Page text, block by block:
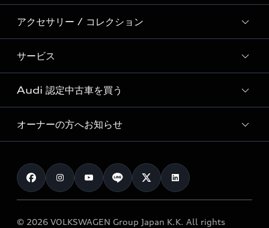
Audi Sport
Formula 1®
デジタルサービス
新車在庫検索
試乗車・展示車検索
見積り依頼
試乗予約
モデル一覧
特別仕様モデル / 限定モデル
e-tronラインアップ
価格シミュレーション
車両比較
カタログ一覧
アクセサリー / コレクション
純正アクセサリー
オンラインショップ
Audi collection
アウディナビアプリ
サービス
サービス入庫予約
サービスプログラム
メンテナンス
車検 / 定期点検
e-tronアフターサポート
Audi 認定中古車を買う
Audi認定中古車
クオリティ
保証
メンテナンス
オーナーの方へお知らせ
お知らせ
オーナー様向けキャンペーン
© 2026 VOLKSWAGEN Group Japan K.K. All rights